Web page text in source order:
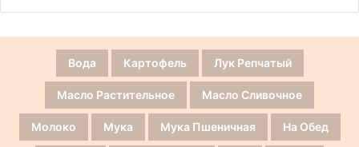
Вода Картофель Лук Репчатый
Масло Растительное Масло Сливочное
Молоко Мука Мука Пшеничная На Обед